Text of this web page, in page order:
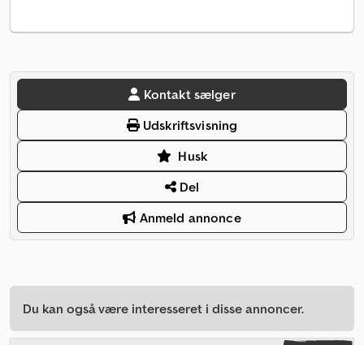
Kontakt sælger
Udskriftsvisning
Husk
Del
Anmeld annonce
Du kan også være interesseret i disse annoncer.